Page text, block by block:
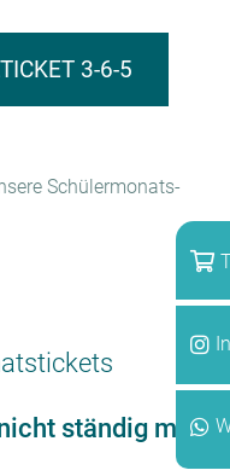
3-6-5
Schülermonats-
ständig mit